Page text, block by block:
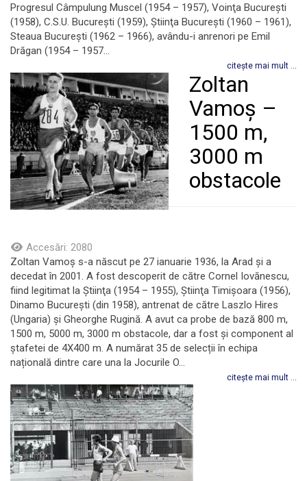
Progresul Câmpulung Muscel (1954 – 1957), Voinţa Bucureşti
(1958), C.S.U. Bucureşti (1959), Ştiinţa Bucureşti (1960 – 1961),
Steaua Bucureşti (1962 – 1966), avându-i anrenori pe Emil
Drăgan (1954 – 1957...
citește mai mult ...
Zoltan
Vamoș –
1500 m,
3000 m
obstacole
Accesări: 2080
Zoltan Vamoș s-a născut pe 27 ianuarie 1936, la Arad și a
decedat în 2001. A fost descoperit de către Cornel Iovănescu,
fiind legitimat la Ştiinţa (1954 – 1955), Ştiinţa Timişoara (1956),
Dinamo Bucureşti (din 1958), antrenat de către Laszlo Hires
(Ungaria) și Gheorghe Rugină. A avut ca probe de bază 800 m,
1500 m, 5000 m, 3000 m obstacole, dar a fost și component al
ștafetei de 4X400 m. A numărat 35 de selecții în echipa
națională dintre care una la Jocurile O...
citește mai mult ...